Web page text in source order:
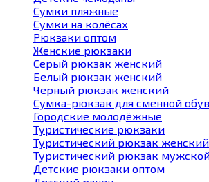
Сумки пляжные
Сумки на колёсах
Рюкзаки оптом
Женские рюкзаки
Серый рюкзак женский
Белый рюкзак женский
Черный рюкзак женский
Сумка-рюкзак для сменной
Городские молодёжные
Туристические рюкзаки
Туристический рюкзак женский
Туристический рюкзак
Детские рюкзаки оптом